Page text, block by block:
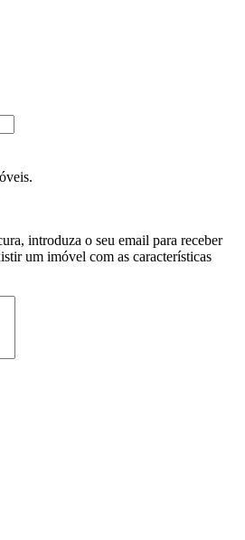
introduza o seu email para receber
um imóvel com as características